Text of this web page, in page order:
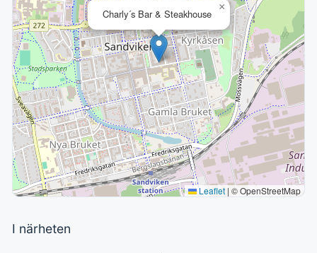
Charly´s Bar & Steakhouse
×
Leaflet | © OpenStreetMap
I närheten